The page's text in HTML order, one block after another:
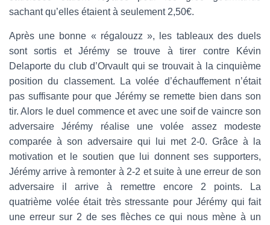
sachant qu’elles étaient à seulement 2,50€.
Après une bonne « régalouzz », les tableaux des duels
sont sortis et Jérémy se trouve à tirer contre Kévin
Delaporte du club d’Orvault qui se trouvait à la cinquième
position du classement. La volée d’échauffement n’était
pas suffisante pour que Jérémy se remette bien dans son
tir. Alors le duel commence et avec une soif de vaincre son
adversaire Jérémy réalise une volée assez modeste
comparée à son adversaire qui lui met 2-0. Grâce à la
motivation et le soutien que lui donnent ses supporters,
Jérémy arrive à remonter à 2-2 et suite à une erreur de son
adversaire il arrive à remettre encore 2 points. La
quatrième volée était très stressante pour Jérémy qui fait
une erreur sur 2 de ses flèches ce qui nous mène à un